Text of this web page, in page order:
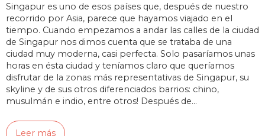
Singapur es uno de esos países que, después de nuestro
recorrido por Asia, parece que hayamos viajado en el
tiempo. Cuando empezamos a andar las calles de la ciudad
de Singapur nos dimos cuenta que se trataba de una
ciudad muy moderna, casi perfecta. Solo pasaríamos unas
horas en ésta ciudad y teníamos claro que queríamos
disfrutar de la zonas más representativas de Singapur, su
skyline y de sus otros diferenciados barrios: chino,
musulmán e indio, entre otros! Después de…
Leer más